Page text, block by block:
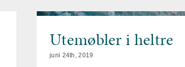
Utemøbler i heltre
juni 24th, 2019